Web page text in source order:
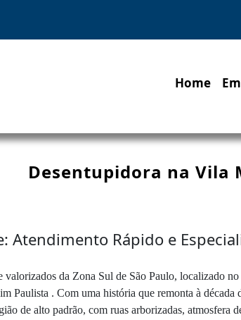
Home
Desentupidora na Vila
Atendimento Rápido e
valorizados da Zona Sul de São Paulo, localizado
Paulista . Com uma história que remonta à
de alto padrão, com ruas arborizadas,